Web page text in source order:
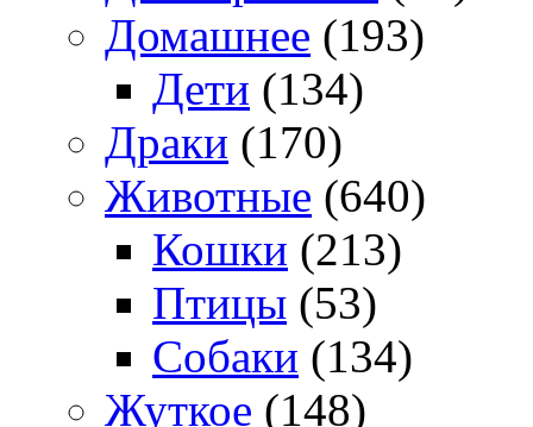
Домашнее (193)
Дети (134)
Драки (170)
Животные (640)
Кошки (213)
Птицы (53)
Собаки (134)
Жуткое (148)